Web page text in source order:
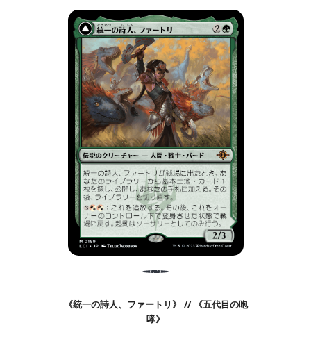
《統一の詩人、ファートリ》 // 《五代目の咆
哮》